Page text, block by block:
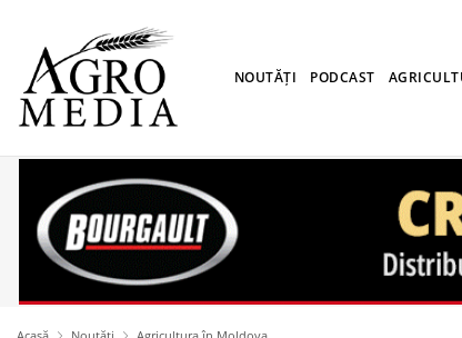
NOUTĂȚI PODCAST